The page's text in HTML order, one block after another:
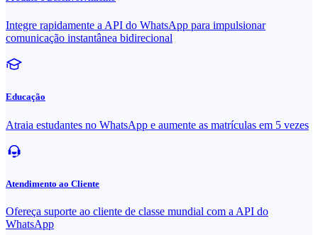
Integre rapidamente a API do WhatsApp para impulsionar
comunicação instantânea bidirecional
Educação
Atraia estudantes no WhatsApp e aumente as matrículas em 5 vezes
Atendimento ao Cliente
Ofereça suporte ao cliente de classe mundial com a API do
WhatsApp